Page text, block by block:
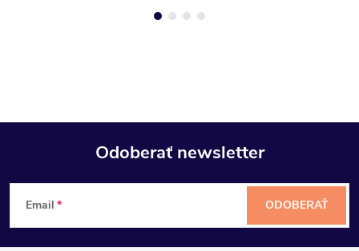
Z
á
Odoberať newsletter
Email ODOBERAŤ